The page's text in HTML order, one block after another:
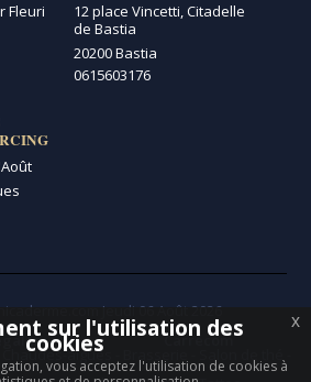
Fleuri
12 place Vincetti, Citadelle
de Bastia
20200 Bastia
0615603176
Jeudi 06 Août 2026
Carrécom
aigues
sur l'utilisation des
cookies
vous acceptez l'utilisation de cookies à
x